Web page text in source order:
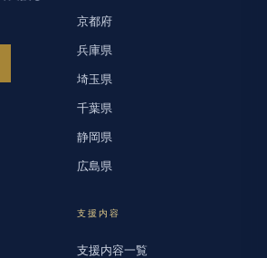
京都府
兵庫県
埼玉県
千葉県
静岡県
広島県
支援内容
支援内容一覧